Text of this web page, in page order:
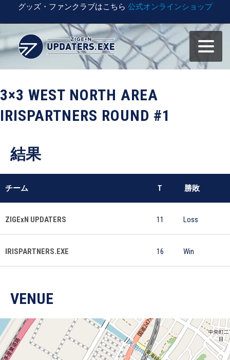
グッズ・ファンクラブはこちら 公式オンラインショップ
3×3 WEST NORTH AREA
IRISPARTNERS ROUND #1
結果
チーム T 勝敗
ZIGExN UPDATERS 11 Loss
IRISPARTNERS.EXE 16 Win
VENUE